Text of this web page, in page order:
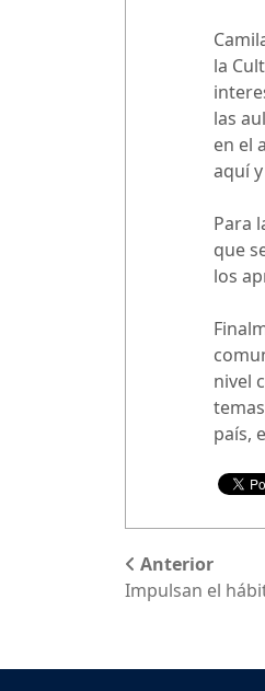
la
las
en el
aquí
Para
que
los
nivel
país,
Anterior
Impulsan el